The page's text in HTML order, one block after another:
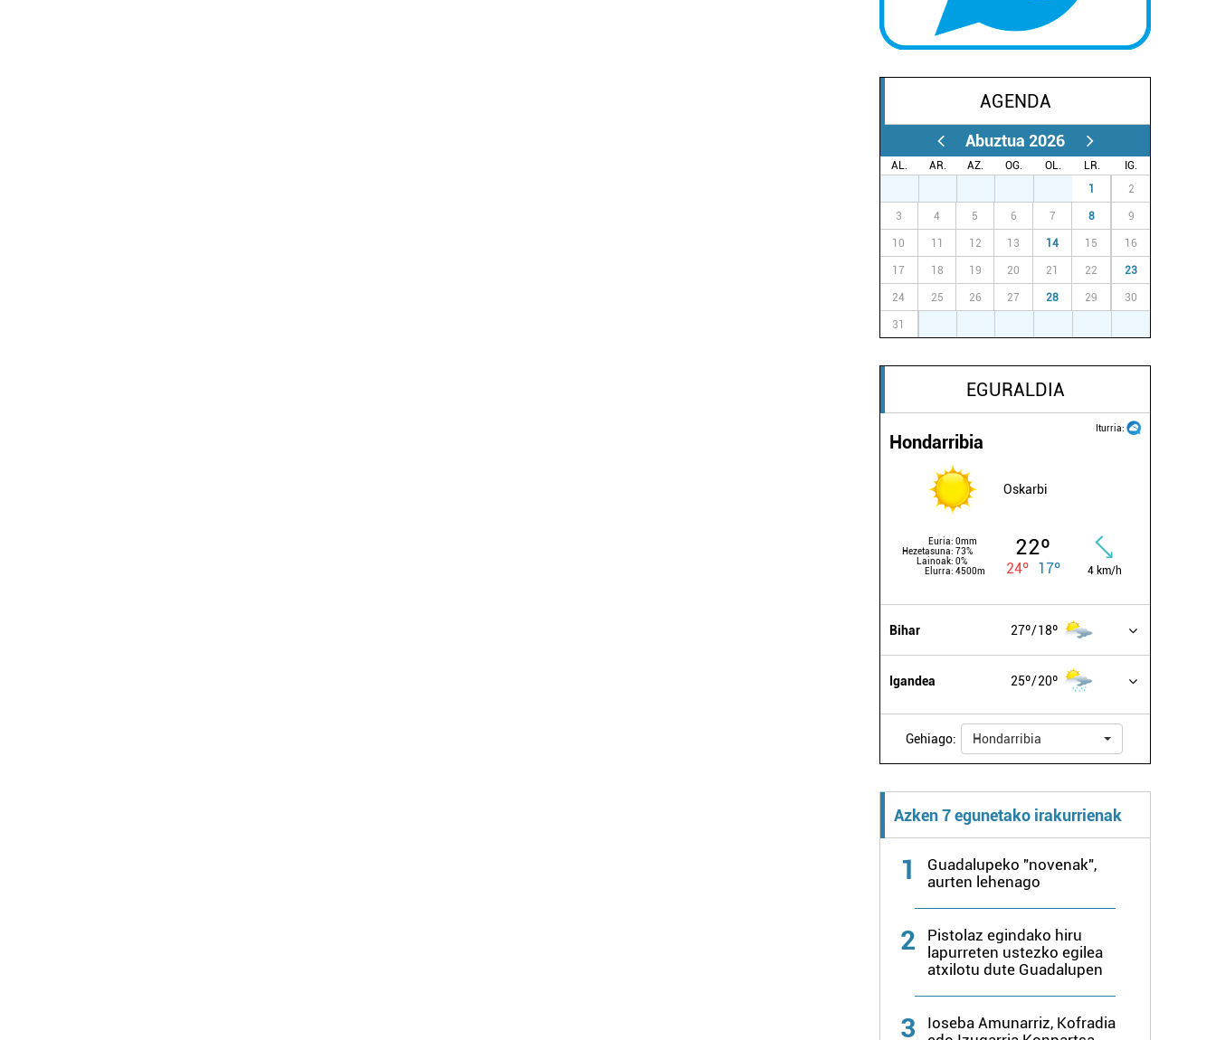
AGENDA
Abuztua 2026
AL. AR. AZ. OG. OL. LR.
IG.
1 2
3 4 5 6 7 8 9
10 11 12 13 14 15 16
17 18 19 20 21 22 23
24 25 26 27 28 29 30
31
EGURALDIA
Iturria:
Hondarribia
Oskarbi
Euria: 0mm
Hezetasuna: 73%
Lainoak: 0%
Elurra: 4500m
22º
24º 17º 4 km/h
Bihar 27º 18º
Igandea 25º 20º
Gehiago: Hondarribia
Azken 7 egunetako irakurrienak
1
Guadalupeko "novenak",
aurten lehenago
2
Pistolaz egindako hiru
lapurreten ustezko egilea
atxilotu dute Guadalupen
3
Ioseba Amunarriz, Kofradia